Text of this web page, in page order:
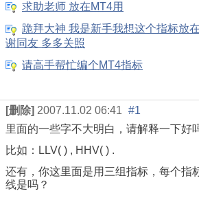
求助老师 放在MT4用
跪拜大神 我是新手我想这个指标放
谢同友 多多关照
请高手帮忙编个MT4指标
[删除] 2007.11.02 06:41 #1
里面的一些字不大明白，请解释一下好
比如：LLV( ) , HHV( ) .
还有，你这里面是用三组指标，每个指
线是吗？